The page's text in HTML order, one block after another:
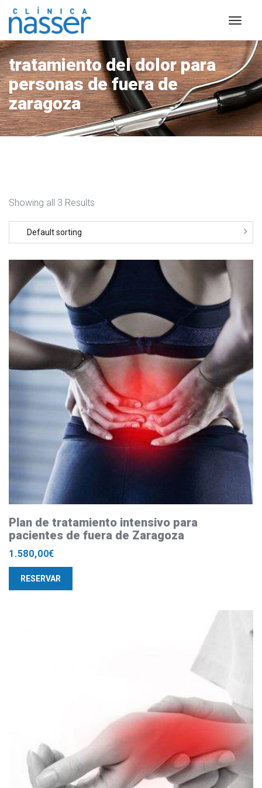
tratamiento del dolor para
personas de fuera de
zaragoza
Showing all 3 Results
Plan de tratamiento intensivo para
pacientes de fuera de Zaragoza
1.580,00€
RESERVAR